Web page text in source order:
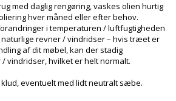
med daglig rengøring, vaskes olien hurtig
hver måned eller efter behov.
i temperaturen / luftfugtigheden
revner / vindridser – hvis træet er
af dit møbel, kan der stadig
vindridser, hvilket er helt normalt.
eventuelt med lidt neutralt sæbe.